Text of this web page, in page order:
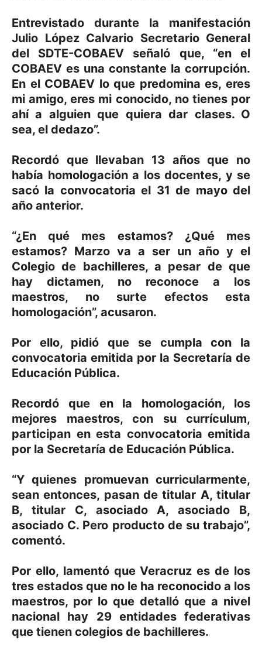
Entrevistado durante la manifestación
Julio López Calvario Secretario General
del SDTE-COBAEV señaló que, “en el
COBAEV es una constante la corrupción.
En el COBAEV lo que predomina es, eres
mi amigo, eres mi conocido, no tienes por
ahí a alguien que quiera dar clases. O
sea, el dedazo”.
Recordó que llevaban 13 años que no
había homologación a los docentes, y se
sacó la convocatoria el 31 de mayo del
año anterior.
“¿En qué mes estamos? ¿Qué mes
estamos? Marzo va a ser un año y el
Colegio de bachilleres, a pesar de que
hay dictamen, no reconoce a los
maestros, no surte efectos esta
homologación”, acusaron.
Por ello, pidió que se cumpla con la
convocatoria emitida por la Secretaría de
Educación Pública.
Recordó que en la homologación, los
mejores maestros, con su currículum,
participan en esta convocatoria emitida
por la Secretaría de Educación Pública.
“Y quienes promuevan curricularmente,
sean entonces, pasan de titular A, titular
B, titular C, asociado A, asociado B,
asociado C. Pero producto de su trabajo”,
comentó.
Por ello, lamentó que Veracruz es de los
tres estados que no le ha reconocido a los
maestros, por lo que detalló que a nivel
nacional hay 29 entidades federativas
que tienen colegios de bachilleres.